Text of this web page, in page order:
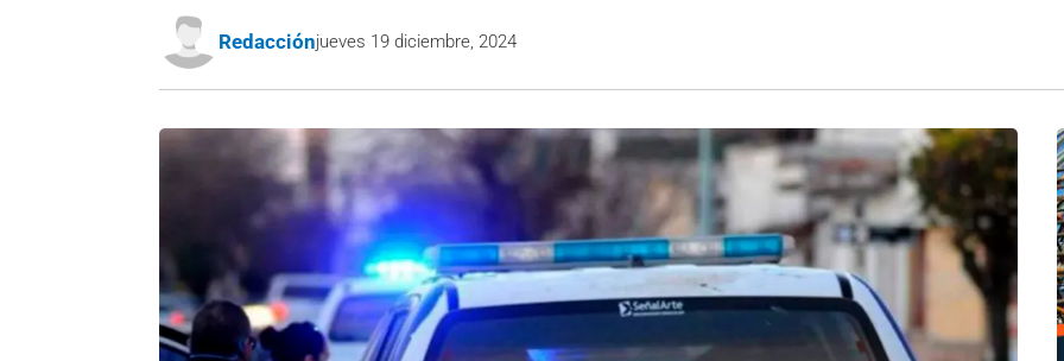
Redacciónjueves 19 diciembre, 2024